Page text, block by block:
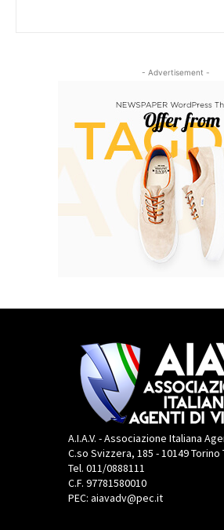
- Advertisement -
A.I.A.V. - Associazione Italiana
C.so Svizzera, 185 - 10149 Torino
Tel. 011/0888111
C.F. 97781580010
PEC: aiavadv@pec.it